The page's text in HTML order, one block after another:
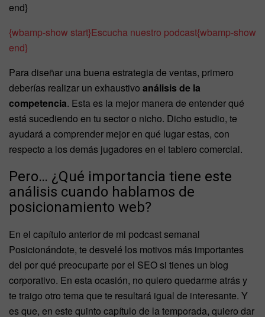
end}
{wbamp-show start}Escucha nuestro podcast{wbamp-show
end}
Para diseñar una buena estrategia de ventas, primero
deberías realizar un exhaustivo análisis de la
competencia. Esta es la mejor manera de entender qué
está sucediendo en tu sector o nicho. Dicho estudio, te
ayudará a comprender mejor en qué lugar estas, con
respecto a los demás jugadores en el tablero comercial.
Pero… ¿Qué importancia tiene este
análisis cuando hablamos de
posicionamiento web?
En el capítulo anterior de mi podcast semanal
Posicionándote, te desvelé los motivos más importantes
del por qué preocuparte por el SEO si tienes un blog
corporativo. En esta ocasión, no quiero quedarme atrás y
te traigo otro tema que te resultará igual de interesante. Y
es que, en este quinto capítulo de la temporada, quiero dar